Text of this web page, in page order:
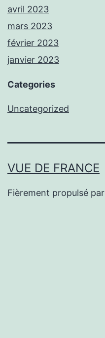
avril 2023
mars 2023
février 2023
janvier 2023
Categories
Uncategorized
VUE DE FRANCE
Fièrement propulsé par